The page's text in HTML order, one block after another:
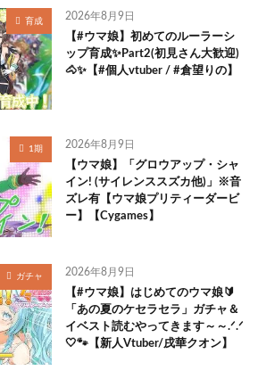
育成 2026年8月9日
【#ウマ娘】初めてのルーラーシ
ップ育成✨Part2(初見さん大歓迎)
🐴✨【#個人vtuber / #倉望りの】
1期 2026年8月9日
【ウマ娘】「グロウアップ・シャ
イン! (サイレンススズカ他)」※音
ズレ有【ウマ娘プリティーダービ
ー】【Cygames】
ガチャ 2026年8月9日
【#ウマ娘】はじめてのウマ娘🔰
「あの夏のケセラセラ」ガチャ＆
イベスト読むやってきます～～.ᐟ.ᐟ
🤍🐾【新人Vtuber/戌華クオン】